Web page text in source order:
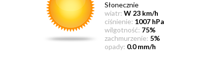
Słonecznie
wiatr: W 23 km/h
ciśnienie: 1007 hPa
wilgotność: 75%
zachmurzenie: 5%
opady: 0.0 mm/h